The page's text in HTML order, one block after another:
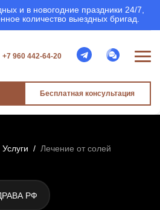
и в новогодние праздники 24/7,
количество выездных бригад.
+7 960 442-64-20
Бесплатная консультация
Услуги / Лечение от солей
РФ